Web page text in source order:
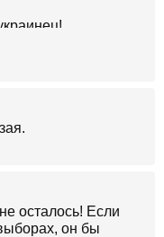
- сквозь
налепила, - с
говорит мама, -
как герой, салом
больше
сволочь!
осталось! Если
он бы